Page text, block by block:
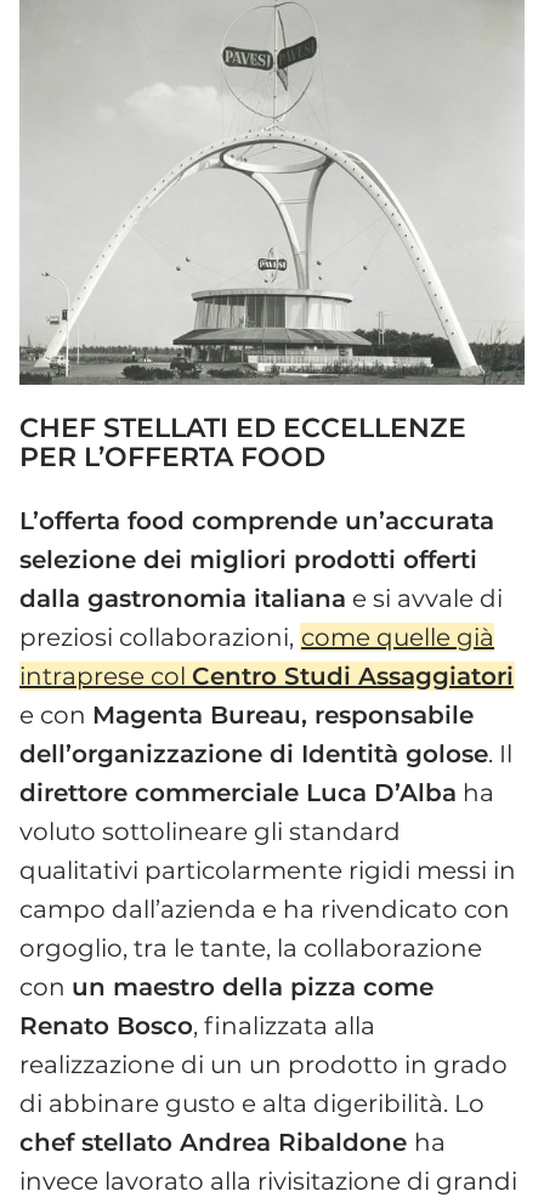
CHEF STELLATI ED ECCELLENZE
PER L’OFFERTA FOOD
L’offerta food comprende un’accurata
selezione dei migliori prodotti offerti
dalla gastronomia italiana e si avvale di
preziosi collaborazioni, come quelle già
intraprese col Centro Studi Assaggiatori
e con Magenta Bureau, responsabile
dell’organizzazione di Identità golose. Il
direttore commerciale Luca D’Alba ha
voluto sottolineare gli standard
qualitativi particolarmente rigidi messi in
campo dall’azienda e ha rivendicato con
orgoglio, tra le tante, la collaborazione
con un maestro della pizza come
Renato Bosco, finalizzata alla
realizzazione di un un prodotto in grado
di abbinare gusto e alta digeribilità. Lo
chef stellato Andrea Ribaldone ha
invece lavorato alla rivisitazione di grandi